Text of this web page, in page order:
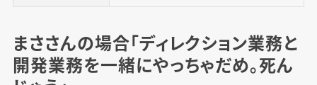
まささんの場合「ディレクション業務と
開発業務を一緒にやっちゃだめ。死ん